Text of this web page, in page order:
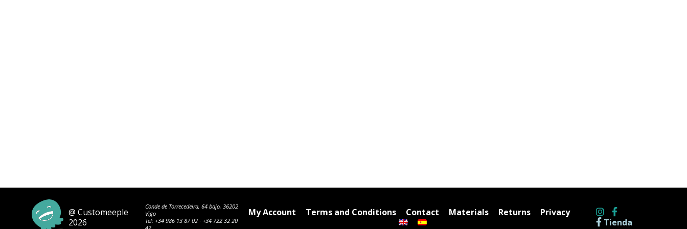
@ Customeeple
2026
Conde de Torrecedeira, 64 bajo, 36202
Vigo
Tel:+34 986 13 87 02 ·+34 722 32 20
My Account Terms and Conditions Contact Materials Returns
Privacy
Tienda